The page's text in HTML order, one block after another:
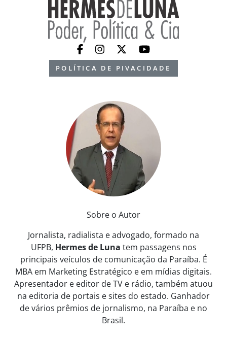
POLÍTICA DE PIVACIDADE
Sobre o Autor
Jornalista, radialista e advogado, formado na
UFPB, Hermes de Luna tem passagens nos
principais veículos de comunicação da Paraíba. É
MBA em Marketing Estratégico e em mídias digitais.
Apresentador e editor de TV e rádio, também atuou
na editoria de portais e sites do estado. Ganhador
de vários prêmios de jornalismo, na Paraíba e no
Brasil.